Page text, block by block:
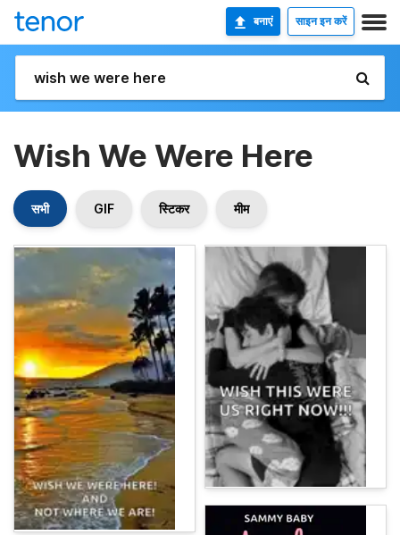
बनाएं साइन इन करें
Wish We Were Here
सभी GIF स्टिकर मीम